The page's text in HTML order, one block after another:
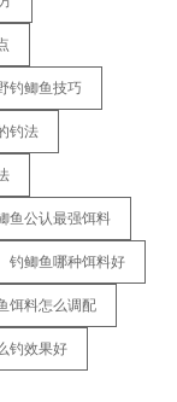
钓鲫鱼技巧
钓法
鱼公认最强饵料
钓鲫鱼哪种饵料好
饵料怎么调配
钓效果好